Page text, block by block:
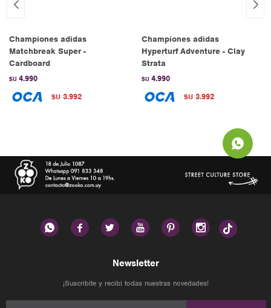
Championes adidas
Matchbreak Super -
Cardboard
$U 4.990
$U 3.992
Championes adidas
Hyperturf Adventure - Clay
Strata
$U 4.990
$U 3.992
     
Newsletter
¡Suscribite y recibí todas nuestras novedades!